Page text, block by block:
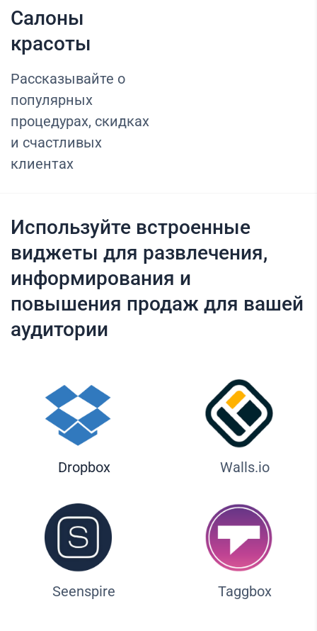
Салоны
красоты
Рассказывайте о
популярных
процедурах, скидках
и счастливых
клиентах
Используйте встроенные
виджеты для развлечения,
информирования и
повышения продаж для вашей
аудитории
Dropbox Walls.io
Seenspire Taggbox